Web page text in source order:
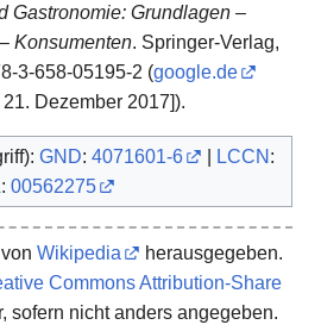
Gastronomie: Grundlagen –
Konsumenten. Springer-Verlag,
3-658-05195-2 (google.de
Dezember 2017]).
GND: 4071601-6 LCCN :
: 00562275
Wikipedia
herausgegeben.
Commons Attribution-Share
sofern nicht anders angegeben.